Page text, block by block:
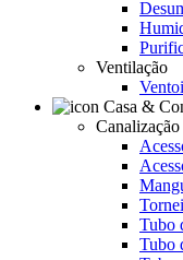
Ventilação
Canalização
Tubo
Tubo